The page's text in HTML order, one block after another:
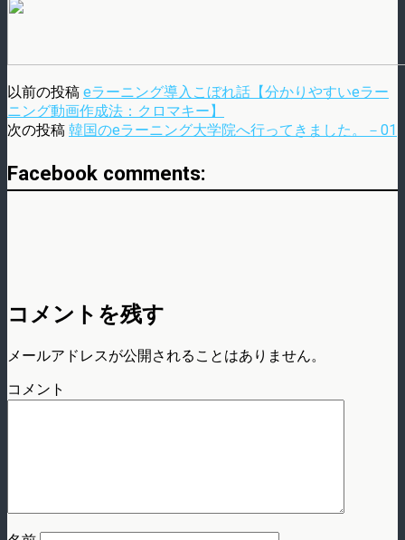
以前の投稿 eラーニング導入こぼれ話【分かりやすいeラー
ニング動画作成法：クロマキー】
次の投稿 韓国のeラーニング大学院へ行ってきました。－01
Facebook comments:
コメントを残す
メールアドレスが公開されることはありません。
コメント